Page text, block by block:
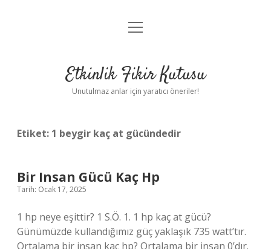
Anasayfa
Yasal Uyarı
menüyü
Etkinlik Fikir Kutusu
Unutulmaz anlar için yaratıcı öneriler!
Etiket: 1 beygir kaç at gücündedir
Bir Insan Gücü Kaç Hp
Tarih: Ocak 17, 2025
1 hp neye eşittir? 1 S.Ö. 1. 1 hp kaç at gücü?
Günümüzde kullandığımız güç yaklaşık 735 watt’tır.
Ortalama bir insan kaç hp? Ortalama bir insan 0’dır.